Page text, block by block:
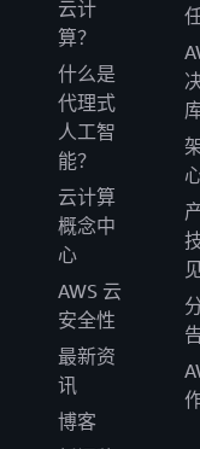
云计
算？
什么是
代理式
人工智
能？
云计算
概念中
心
AWS 云
安全性
最新资
讯
博客